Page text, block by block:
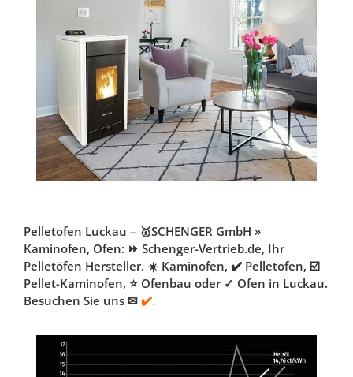
Pelletofen Luckau – 🥇SCHENGER GmbH »
Kaminofen, Ofen: ⏩ Schenger-Vertrieb.de, Ihr
Pelletöfen Hersteller. ☀️ Kaminofen, ✔️ Pelletofen, ☑️
Pellet-Kaminofen, ⭐ Ofenbau oder ✓ Ofen in Luckau.
Besuchen Sie uns ✉ ✔️.